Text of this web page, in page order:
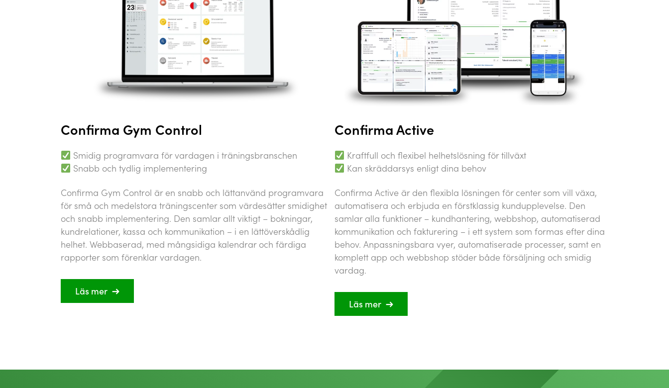
Confirma Gym Control
Smidig programvara för vardagen i träningsbranschen
Snabb och tydlig implementering
Confirma Gym Control är en snabb och lättanvänd programvara
för små och medelstora träningscenter som värdesätter smidighet
och snabb implementering. Den samlar allt viktigt – bokningar,
kundrelationer, kassa och kommunikation – i en lättöverskådlig
helhet. Webbaserad, med mångsidiga kalendrar och färdiga
rapporter som förenklar vardagen.
Läs mer
Confirma Active
Kraftfull och flexibel helhetslösning för tillväxt
Kan skräddarsys enligt dina behov
Confirma Active är den flexibla lösningen för center som vill växa,
automatisera och erbjuda en förstklassig kundupplevelse. Den
samlar alla funktioner – kundhantering, webbshop, automatiserad
kommunikation och fakturering – i ett system som formas efter dina
behov. Anpassningsbara vyer, automatiserade processer, samt en
komplett app och webbshop stöder både försäljning och smidig
vardag.
Läs mer